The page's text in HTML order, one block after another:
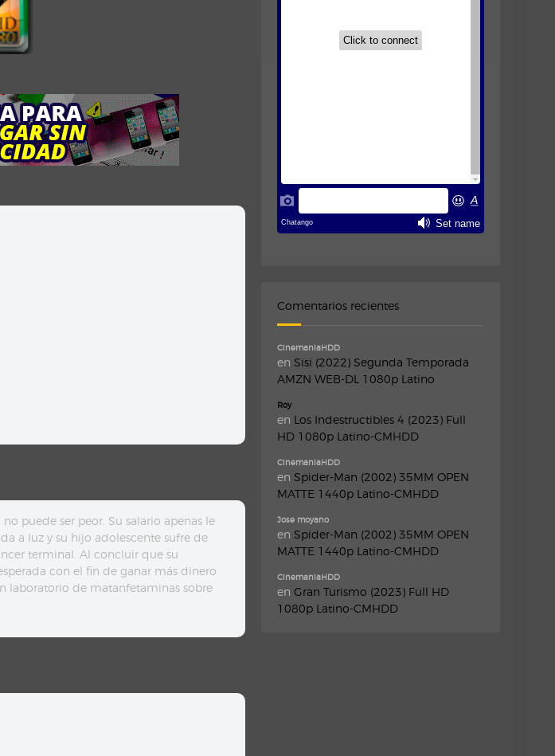
puede ser peor. Su salario apenas le
a luz y su hijo adolescente sufre de
terminal. Al concluir que su
con el fin de ganar más dinero
laboratorio de matanfetaminas sobre
Comentarios recientes
CinemaniaHDD
en Sisi (2022) Segunda Temporada
AMZN WEB-DL 1080p Latino
Roy
en Los Indestructibles 4 (2023) Full
HD 1080p Latino-CMHDD
CinemaniaHDD
en Spider-Man (2002) 35MM OPEN
MATTE 1440p Latino-CMHDD
Jose moyano
en Spider-Man (2002) 35MM OPEN
MATTE 1440p Latino-CMHDD
CinemaniaHDD
en Gran Turismo (2023) Full HD
1080p Latino-CMHDD